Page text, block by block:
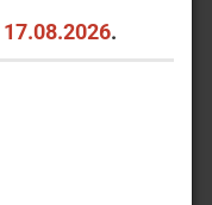
17.08.2026.